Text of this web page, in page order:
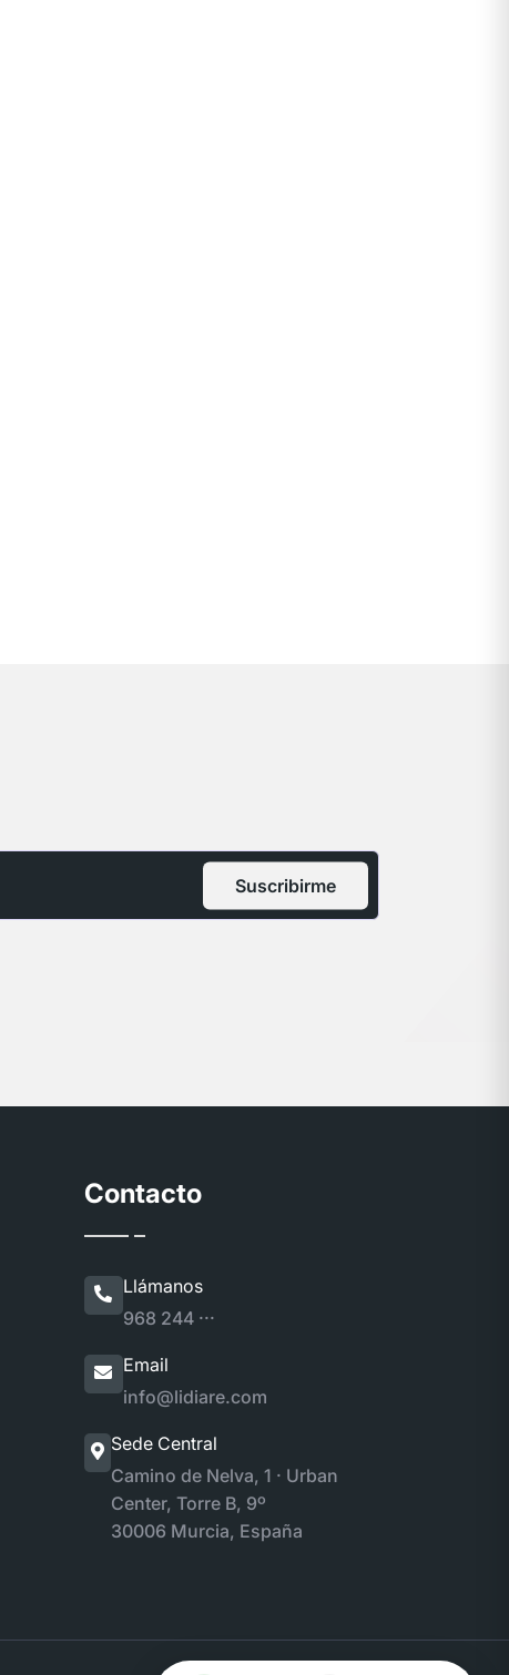
Suscribirme
Contacto
Llámanos
968 244 ···
Email
info@lidiare.com
Sede Central
Camino de Nelva, 1 · Urban
Center, Torre B, 9º
30006 Murcia, España